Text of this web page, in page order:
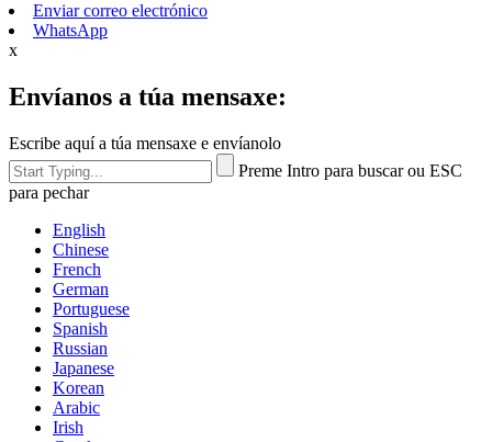
Enviar correo electrónico
WhatsApp
x
Envíanos a túa mensaxe:
Escribe aquí a túa mensaxe e envíanolo
Preme Intro para buscar ou ESC
para pechar
English
Chinese
French
German
Portuguese
Spanish
Russian
Japanese
Korean
Arabic
Irish